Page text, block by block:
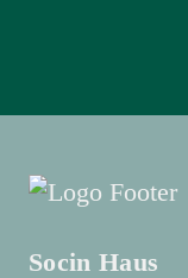
Socin Haus